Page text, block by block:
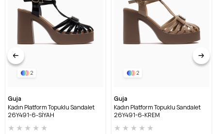
2
Guja
Kadın Platform Topuklu Sandalet
26Y491-6-SİYAH
★ ★ ★ ★ ★
2
Guja
Kadın Platform Topuklu Sandalet
26Y491-6-KREM
★ ★ ★ ★ ★